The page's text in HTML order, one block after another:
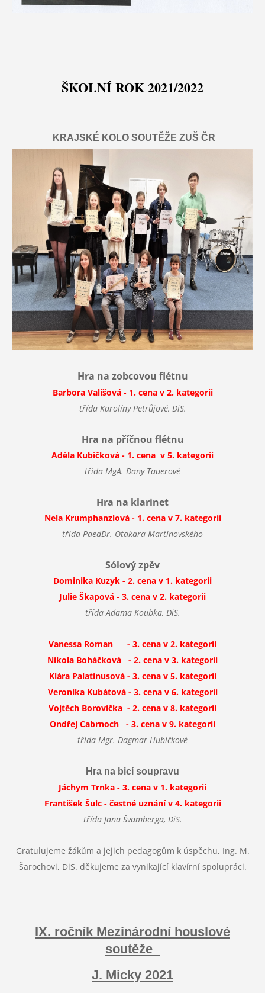
ŠKOLNÍ ROK 2021/2022
KRAJSKÉ KOLO SOUTĚŽE ZUŠ ČR
Hra na zobcovou flétnu
Barbora Vališová - 1. cena v 2. kategorii
třída Karolíny Petrůjové, DiS.
Hra na příčnou flétnu
Adéla Kubíčková - 1. cena v 5. kategorii
třída MgA. Dany Tauerové
Hra na klarinet
Nela Krumphanzlová - 1. cena v 7. kategorii
třída PaedDr. Otakara Martinovského
Sólový zpěv
Dominika Kuzyk - 2. cena v 1. kategorii
Julie Škapová - 3. cena v 2. kategorii
třída Adama Koubka, DiS.
Vanessa Roman - 3. cena v 2. kategorii
Nikola Boháčková - 2. cena v 3. kategorii
Klára Palatinusová - 3. cena v 5. kategorii
Veronika Kubátová - 3. cena v 6. kategorii
Vojtěch Borovička - 2. cena v 8. kategorii
Ondřej Cabrnoch - 3. cena v 9. kategorii
třída Mgr. Dagmar Hubičkové
Hra na bicí soupravu
Jáchym Trnka - 3. cena v 1. kategorii
František Šulc - čestné uznání v 4. kategorii
třída Jana Švamberga, DiS.
Gratulujeme žákům a jejich pedagogům k úspěchu, Ing. M.
Šarochovi, DiS. děkujeme za vynikající klavírní spolupráci.
IX. ročník Mezinárodní houslové
soutěže
J. Micky 2021